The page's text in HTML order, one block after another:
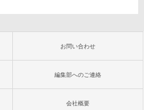
お問い合わせ
編集部へのご連絡
会社概要